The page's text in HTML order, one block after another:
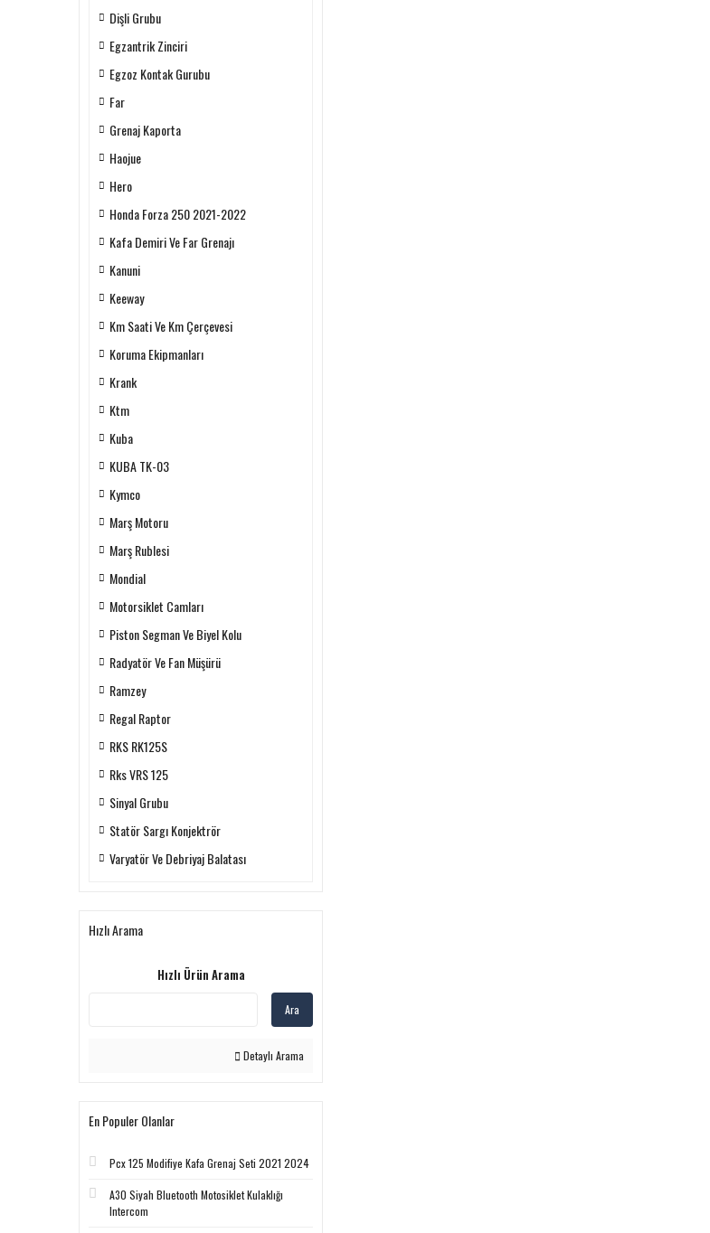
Dişli Grubu
Egzantrik Zinciri
Egzoz Kontak Gurubu
Far
Grenaj Kaporta
Haojue
Hero
Honda Forza 250 2021-2022
Kafa Demiri Ve Far Grenajı
Kanuni
Keeway
Km Saati Ve Km Çerçevesi
Koruma Ekipmanları
Krank
Ktm
Kuba
KUBA TK-03
Kymco
Marş Motoru
Marş Rublesi
Mondial
Motorsiklet Camları
Piston Segman Ve Biyel Kolu
Radyatör Ve Fan Müşürü
Ramzey
Regal Raptor
RKS RK125S
Rks VRS 125
Sinyal Grubu
Statör Sargı Konjektrör
Varyatör Ve Debriyaj Balatası
Hızlı Arama
Hızlı Ürün Arama
Ara
Detaylı Arama
En Populer Olanlar
Pcx 125 Modifiye Kafa Grenaj Seti 2021 2024
A30 Siyah Bluetooth Motosiklet Kulaklığı
Intercom